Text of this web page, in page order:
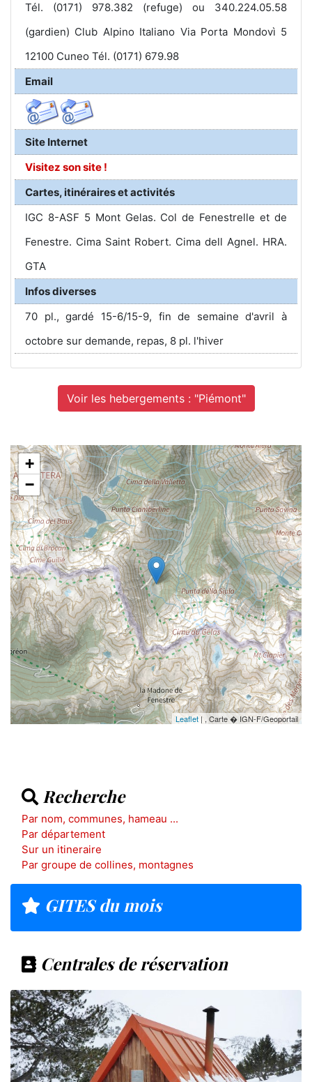
Tél. (0171) 978.382 (refuge) ou 340.224.05.58
(gardien) Club Alpino Italiano Via Porta Mondovì 5
12100 Cuneo Tél. (0171) 679.98
Email
Site Internet
Visitez son site !
Cartes, itinéraires et activités
IGC 8-ASF 5 Mont Gelas. Col de Fenestrelle et de
Fenestre. Cima Saint Robert. Cima dell Agnel. HRA.
GTA
Infos diverses
70 pl., gardé 15-6/15-9, fin de semaine d'avril à
octobre sur demande, repas, 8 pl. l'hiver
Voir les hebergements : "Piémont"
+
−
Leaflet| , Carte � IGN-F/Geoportail
Recherche
Par nom, communes, hameau ...
Par département
Sur un itineraire
Par groupe de collines, montagnes
GITES du mois
Centrales de réservation